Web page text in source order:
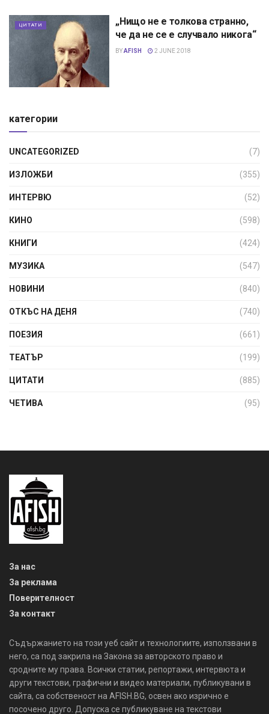
ЦИТАТИ
„Нищо не е толкова странно,
че да не се е случвало никога“
BYAFISH 2 JUNE 2018
категории
UNCATEGORIZED (7)
ИЗЛОЖБИ (355)
ИНТЕРВЮ (52)
КИНО (598)
КНИГИ (424)
МУЗИКА (547)
НОВИНИ (840)
ОТКЪС НА ДЕНЯ (740)
ПОЕЗИЯ (661)
ТЕАТЪР (199)
ЦИТАТИ (885)
ЧЕТИВА (95)
За нас
За реклама
Поверителност
За контакт
Съдържанието на този уеб сайт и технологиите, използвани в
него, са под закрила на Закона за авторското право и
сродните му права. Всички статии, репортажи, интервюта и
други текстови, графични и видео материали, публикувани в
сайта, са собственост на AFISH.BG, освен ако изрично е
посочено друго. Допуска се публикуване на текстови